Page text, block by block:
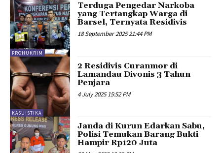
PROHUKRIM
Terduga Pengedar Narkoba
yang Tertangkap Warga di
Barsel, Ternyata Residivis
18 September 2025 21:44 PM
KASUISTIKA
2 Residivis Curanmor di
Lamandau Divonis 3 Tahun
Penjara
4 July 2025 15:52 PM
Janda di Kurun Edarkan Sabu,
Polisi Temukan Barang Bukti
Hampir Rp120 Juta